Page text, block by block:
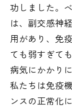
功しました。
は、副交感神
用があり、免
ても弱すぎて
病気にかかり
私たちは免疫
ンスの正常化